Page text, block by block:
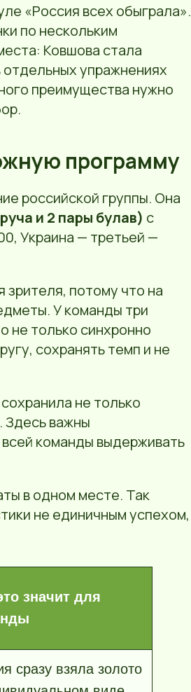
«Россия всех обыграла».
по нескольким
Ковшова стала
упражнениях
преимущества нужно
программу
российской группы. Она
и 2 пары булав) с
Украина — третьей —
потому что на
У команды три
не только синхронно
сохранять темп и не
не только
Здесь важны
команды выдерживать
в одном месте. Так
не единичным успехом,
значит для
сразу взяла золото